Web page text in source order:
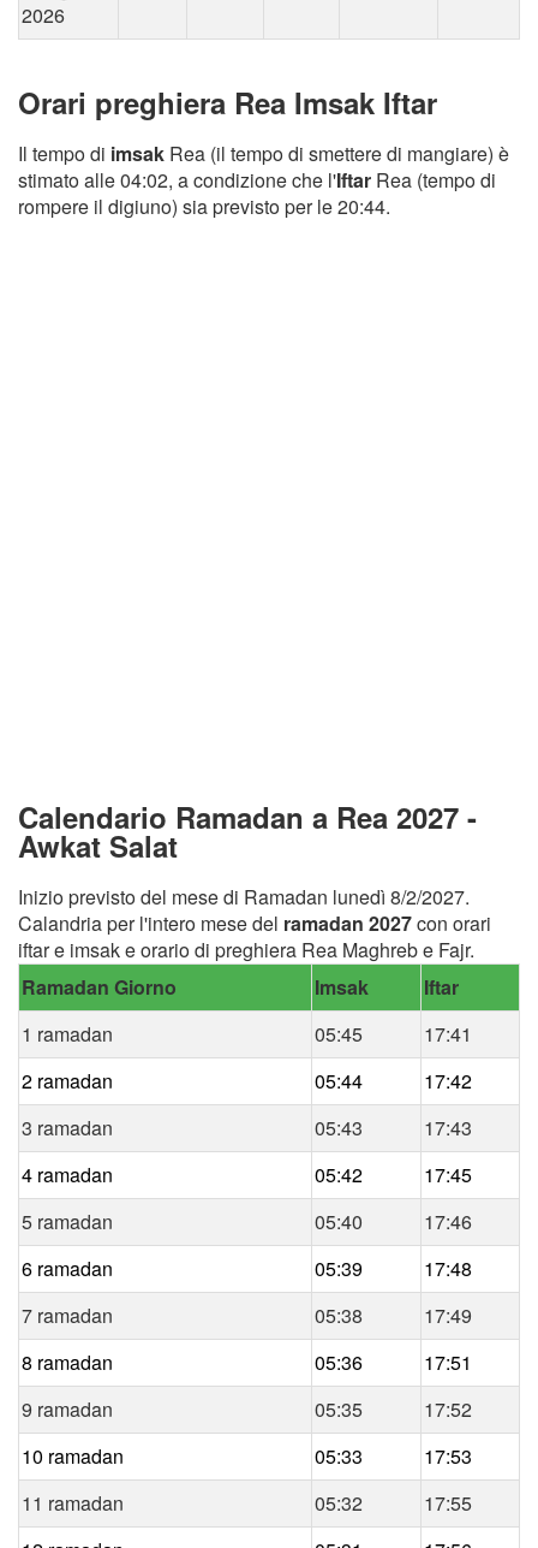
2026
Orari preghiera Rea Imsak Iftar
Il tempo di imsak Rea (il tempo di smettere di mangiare) è
stimato alle 04:02, a condizione che l'Iftar Rea (tempo di
rompere il digiuno) sia previsto per le 20:44.
Calendario Ramadan a Rea 2027 -
Awkat Salat
Inizio previsto del mese di Ramadan lunedì 8/2/2027.
Calandria per l'intero mese del ramadan 2027con orari
iftar e imsak e orario di preghiera Rea Maghreb e Fajr.
Ramadan Giorno
Imsak
Iftar
1 ramadan
05:45
17:41
2 ramadan
05:44
17:42
3 ramadan
05:43
17:43
4 ramadan
05:42
17:45
5 ramadan
05:40
17:46
6 ramadan
05:39
17:48
7 ramadan
05:38
17:49
8 ramadan
05:36
17:51
9 ramadan
05:35
17:52
10 ramadan
05:33
17:53
11 ramadan
05:32
17:55